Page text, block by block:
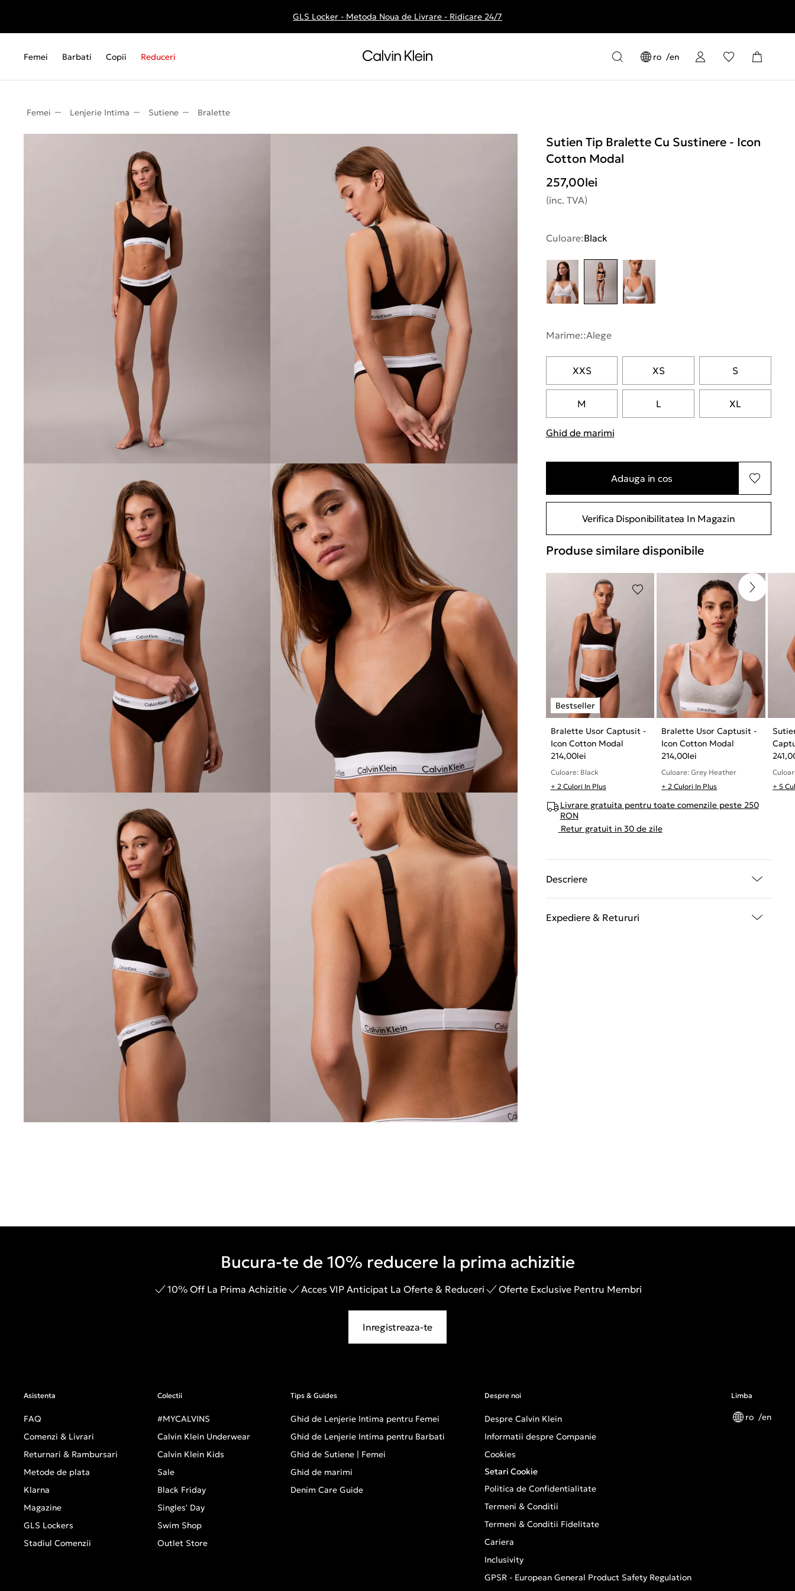
Livrare gratuita la comenzile de peste 250 RON
GLS Locker - Metoda Noua de Livrare - Ridicare 24/7
Femei Barbati Copii Reduceri ro en
Femei Lenjerie Intima Sutiene Bralette
Sutien Tip Bralette Cu Sustinere - Icon
Cotton Modal
257,00lei
(inc. TVA)
Culoare:Black
Marime::Alege
XXS XS S
M L XL
Ghid de marimi
Adauga in cos
Verifica Disponibilitatea In Magazin
Produse similare disponibile
Bralette Usor Captusit -
Icon Cotton Modal
214,00lei
Culoare: Black
+ 2 Culori In Plus
Bralette Usor Captusit -
Icon Cotton Modal
214,00lei
Culoare: Grey Heather
+ 2 Culori In Plus
+ 5
Livrare gratuita pentru toate comenzile peste 250
RON
Retur gratuit in 30 de zile
Descriere
Expediere & Retururi
Bucura-te de 10% reducere la prima achizitie
10% Off La Prima Achizitie Acces VIP Anticipat La Oferte & Reduceri Oferte Exclusive Pentru Membri
Inregistreaza-te
Asistenta
FAQ
Comenzi & Livrari
Returnari & Rambursari
Metode de plata
Klarna
Magazine
GLS Lockers
Stadiul Comenzii
Colectii
#MYCALVINS
Calvin Klein Underwear
Calvin Klein Kids
Sale
Black Friday
Singles' Day
Swim Shop
Outlet Store
Tips & Guides
Ghid de Lenjerie Intima pentru Femei
Ghid de Lenjerie Intima pentru Barbati
Ghid de Sutiene | Femei
Ghid de marimi
Denim Care Guide
Despre noi
Despre Calvin Klein
Informatii despre Companie
Cookies
Setari Cookie
Politica de Confidentialitate
Termeni & Conditii
Termeni & Conditii Fidelitate
Cariera
Inclusivity
GPSR - European General Product Safety Regulation
Limba
ro en